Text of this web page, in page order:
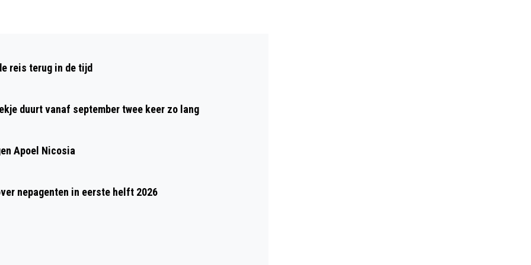
CLEANUP
reis terug in de tijd
duurt vanaf september twee keer zo lang
Apoel Nicosia
nepagenten in eerste helft 2026